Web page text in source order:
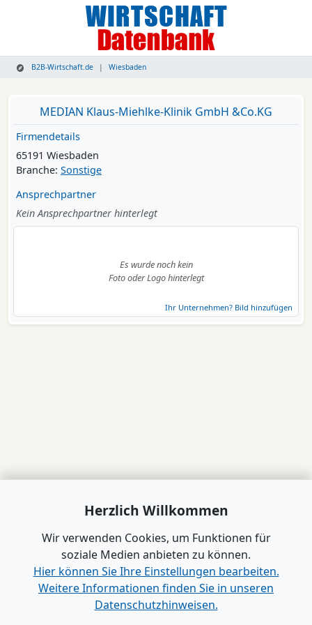
B2B-Wirtschaft.de Wiesbaden
MEDIAN Klaus-Miehlke-Klinik GmbH &Co.KG
Firmendetails
65191 Wiesbaden
Branche: Sonstige
Ansprechpartner
Kein Ansprechpartner hinterlegt
Es wurde noch kein
Foto oder Logo hinterlegt
Ihr Unternehmen? Bild hinzufügen
Herzlich Willkommen
Wir verwenden Cookies, um Funktionen für
soziale Medien anbieten zu können.
Hier können Sie Ihre Einstellungen bearbeiten.
Weitere Informationen finden Sie in unseren
Datenschutzhinweisen.